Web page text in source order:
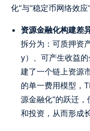
化”与“稳定币网络效应
资源金融化构建差
拆分为：可质押资
y）、可产生收益
建了一个链上资源
的单一费用模型，
源金融化”的跃迁
和投资，从而形成